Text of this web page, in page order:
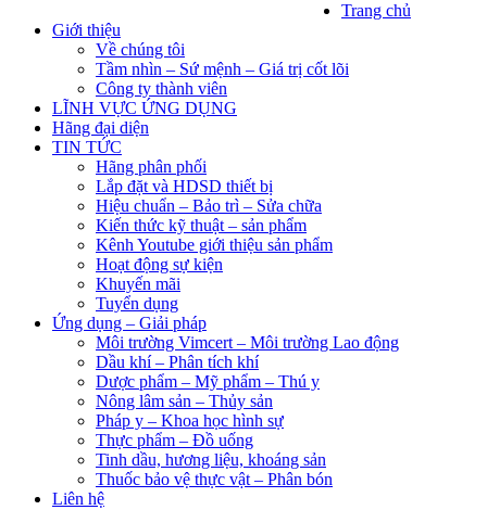
Trang chủ
Giới thiệu
Về chúng tôi
Tầm nhìn – Sứ mệnh – Giá trị cốt lõi
Công ty thành viên
LĨNH VỰC ỨNG DỤNG
Hãng đại diện
TIN TỨC
Hãng phân phối
Lắp đặt và HDSD thiết bị
Hiệu chuẩn – Bảo trì – Sửa chữa
Kiến thức kỹ thuật – sản phẩm
Kênh Youtube giới thiệu sản phẩm
Hoạt động sự kiện
Khuyến mãi
Tuyển dụng
Ứng dụng – Giải pháp
Môi trường Vimcert – Môi trường Lao động
Dầu khí – Phân tích khí
Dược phẩm – Mỹ phẩm – Thú y
Nông lâm sản – Thủy sản
Pháp y – Khoa học hình sự
Thực phẩm – Đồ uống
Tinh dầu, hương liệu, khoáng sản
Thuốc bảo vệ thực vật – Phân bón
Liên hệ